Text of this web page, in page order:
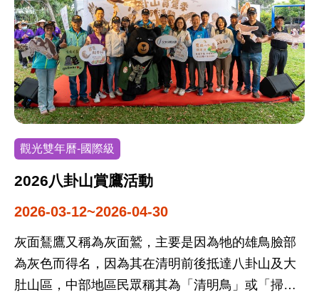
觀光雙年曆-國際級
2026八卦山賞鷹活動
2026-03-12~2026-04-30
灰面鵟鷹又稱為灰面鷲，主要是因為牠的雄鳥臉部
為灰色而得名，因為其在清明前後抵達八卦山及大
肚山區，中部地區民眾稱其為「清明鳥」或「掃墓